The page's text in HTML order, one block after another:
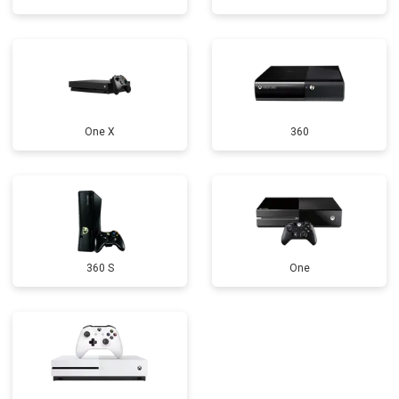
One X 360
360 S One